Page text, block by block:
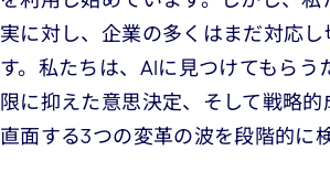
実に対し、企業の多くはまだ対応
す。私たちは、AIに見つけてもら
限に抑えた意思決定、そして戦略
直面する3つの変革の波を段階的に